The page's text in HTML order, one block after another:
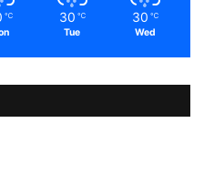
℃ 30 ℃
Tue
30 ℃
Wed